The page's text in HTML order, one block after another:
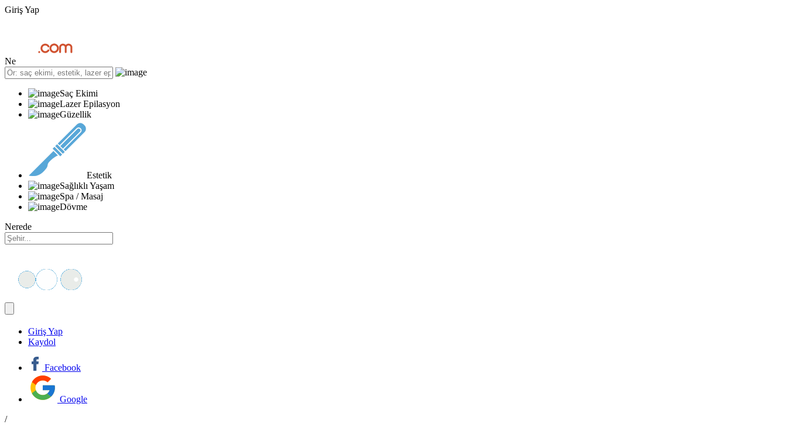
Giriş Yap
Ne
Saç Ekimi
Lazer Epilasyon
Güzellik
Estetik
Sağlıklı Yaşam
Spa / Masaj
Dövme
Nerede
Giriş Yap
Kaydol
Facebook
Google
/